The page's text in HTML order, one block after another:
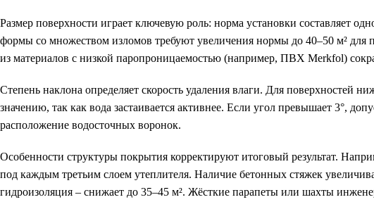
Размер поверхности играет ключевую роль: норма установки составляет
формы со множеством изломов требуют увеличения нормы до 40–50 м²
из материалов с низкой паропроницаемостью (например, ПВХ Merkfol)
Степень наклона определяет скорость удаления влаги. Для поверхностей
значению, так как вода застаивается активнее. Если угол превышает 3°,
расположение водосточных воронок.
Особенности структуры покрытия корректируют итоговый результат.
под каждым третьим слоем утеплителя. Наличие бетонных стяжек
гидроизоляция – снижает до 35–45 м². Жёсткие парапеты или шахты